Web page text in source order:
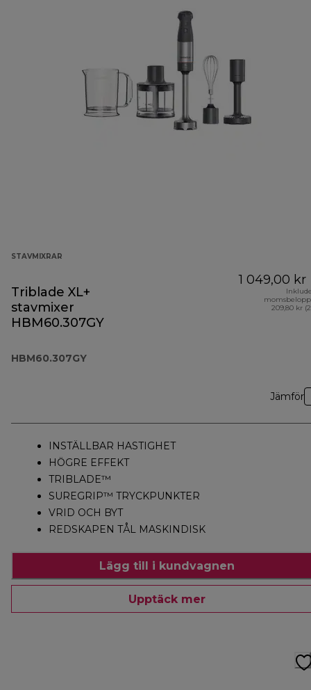
STAVMIXRAR
Triblade XL+
stavmixer
HBM60.307GY
HBM60.307GY
1 049,00 kr
209,80 kr
Jämför
INSTÄLLBAR HASTIGHET
HÖGRE EFFEKT
TRIBLADE™
SUREGRIP™ TRYCKPUNKTER
VRID OCH BYT
REDSKAPEN TÅL MASKINDISK
Lägg till i kundvagnen
Upptäck mer